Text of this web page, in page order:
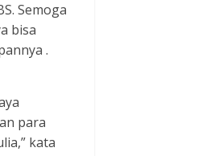
Semoga
bisa
.
para
kata